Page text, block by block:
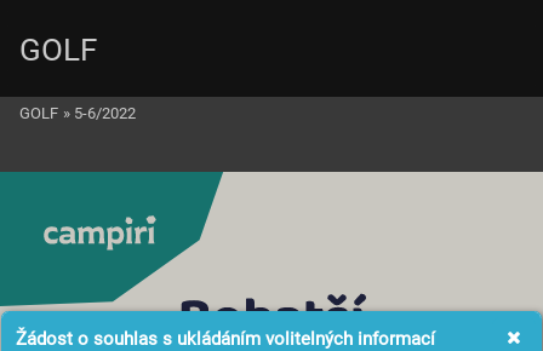
Žádost o souhlas s ukládáním volitelných informací
GOLF
GOLF » 5-6/2022